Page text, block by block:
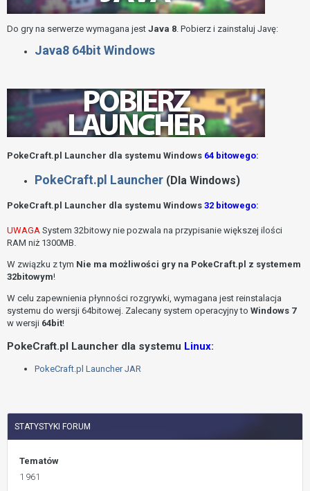
Do gry na serwerze wymagana jest Java 8. Pobierz i zainstaluj Javę:
Java8 64bit Windows
PokeCraft.pl Launcher dla systemu Windows 64 bitowego:
PokeCraft.pl Launcher (Dla Windows)
PokeCraft.pl Launcher dla systemu Windows 32 bitowego:
UWAGA System 32bitowy nie pozwala na przypisanie większej ilości
RAM niż 1300MB.
W związku z tym Nie ma możliwości gry na PokeCraft.pl z systemem
32bitowym!
W celu zapewnienia płynności rozgrywki, wymagana jest reinstalacja
systemu do wersji 64bitowej. Zalecany system operacyjny to Windows 7
w wersji 64bit!
PokeCraft.pl Launcher dla systemu Linux:
PokeCraft.pl Launcher JAR
STATYSTYKI FORUM
Tematów
1 961